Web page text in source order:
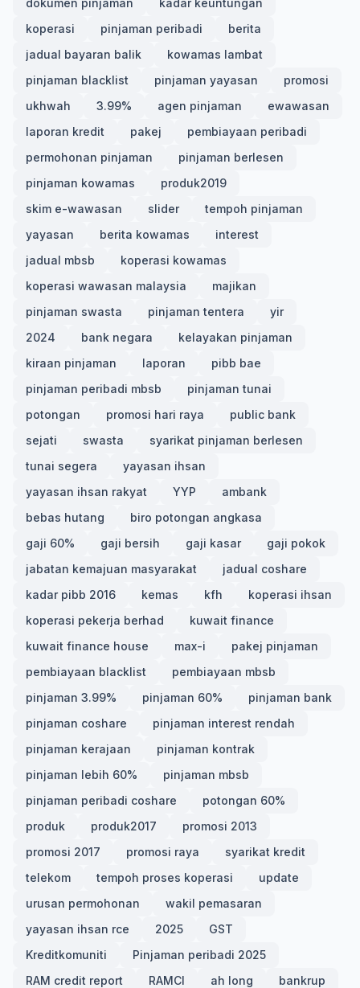
dokumen pinjaman
kadar keuntungan
koperasi
pinjaman peribadi
berita
jadual bayaran balik
kowamas lambat
pinjaman blacklist
pinjaman yayasan
promosi
ukhwah
3.99% agen pinjaman
ewawasan
laporan kredit
pakej
pembiayaan peribadi
permohonan pinjaman
pinjaman berlesen
pinjaman kowamas
produk2019
skim e-wawasan
slider
tempoh pinjaman
yayasan
berita kowamas
interest
jadual mbsb
koperasi kowamas
koperasi wawasan malaysia
majikan
pinjaman swasta
pinjaman tentera
yir
2024
bank negara
kelayakan pinjaman
kiraan pinjaman
laporan
pibb bae
pinjaman peribadi mbsb
pinjaman tunai
potongan
promosi hari raya
public bank
sejati
swasta
syarikat pinjaman berlesen
tunai segera
yayasan ihsan
yayasan ihsan rakyat
YYP
ambank
bebas hutang
biro potongan angkasa
gaji 60%
gaji bersih gaji kasar
gaji pokok
jabatan kemajuan masyarakat
jadual coshare
kadar pibb 2016
kemas kfh
koperasi ihsan
koperasi pekerja berhad
kuwait finance
kuwait finance house
max-i
pakej pinjaman
pembiayaan blacklist
pembiayaan mbsb
pinjaman 3.99%
pinjaman 60%
pinjaman bank
pinjaman coshare
pinjaman interest rendah
pinjaman kerajaan
pinjaman kontrak
pinjaman lebih 60%
pinjaman mbsb
pinjaman peribadi coshare
potongan 60%
produk
produk2017
promosi 2013
promosi 2017
promosi raya
syarikat kredit
telekom
tempoh proses koperasi
update
urusan permohonan
wakil pemasaran
yayasan ihsan rce
2025
GST
Kreditkomuniti
Pinjaman peribadi 2025
RAM credit report
RAMCI ah long
bankrup